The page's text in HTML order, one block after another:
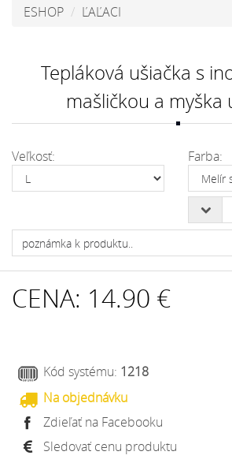
ESHOP ĽAĽACI
Tepláková ušiačka s
mašličkou a myška
Veľkosť: Farba:
CENA: 14.90 €
Kód systému: 1218
Na objednávku
Zdieľať na Facebooku
Sledovať cenu produktu